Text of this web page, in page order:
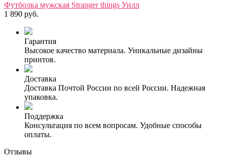
Футболка мужская Stranger things Уилл
1 890 руб.
Гарантия
Высокое качество материала. Уникальные дизайны
принтов.
Доставка
Доставка Почтой России по всей России. Надежная
упаковка.
Поддержка
Консультация по всем вопросам. Удобные способы
оплаты.
Отзывы